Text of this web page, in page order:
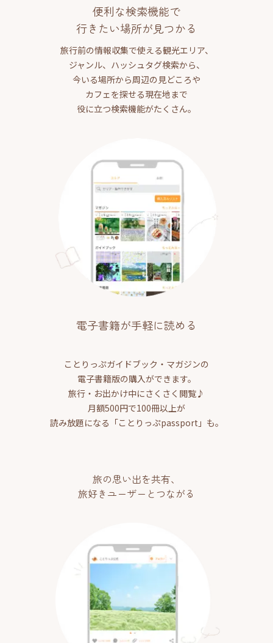
便利な検索機能で
行きたい場所が見つかる
旅行前の情報収集で使える観光エリア、
ジャンル、ハッシュタグ検索から、
今いる場所から周辺の見どころや
カフェを探せる現在地まで
役に立つ検索機能がたくさん。
電子書籍が手軽に読める
ことりっぷガイドブック・マガジンの
電子書籍版の購入ができます。
旅行・お出かけ中にさくさく閲覧♪
月額500円で100冊以上が
読み放題になる「ことりっぷpassport」も。
旅の思い出を共有、
旅好きユーザーとつながる